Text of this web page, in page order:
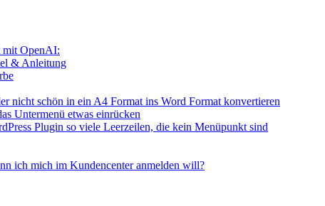
mit OpenAI:
& Anleitung
nicht schön in ein A4 Format ins Word Format konvertieren
Untermenü etwas einrücken
Plugin so viele Leerzeilen, die kein Menüpunkt sind
ich mich im Kundencenter anmelden will?